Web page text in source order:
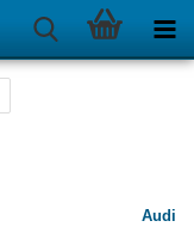
Audi